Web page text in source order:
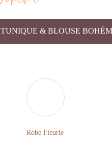
TUNIQUE & BLOUSE
Robe Fleurie